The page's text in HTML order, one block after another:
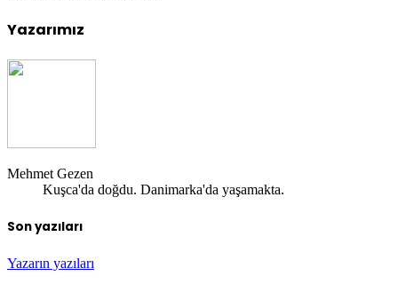
Yazarımız
Mehmet Gezen
Kuşca'da doğdu. Danimarka'da yaşamakta.
Son yazıları
Yazarın yazıları